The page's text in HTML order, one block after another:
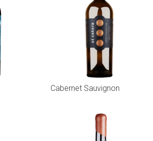
Cabernet Sauvignon